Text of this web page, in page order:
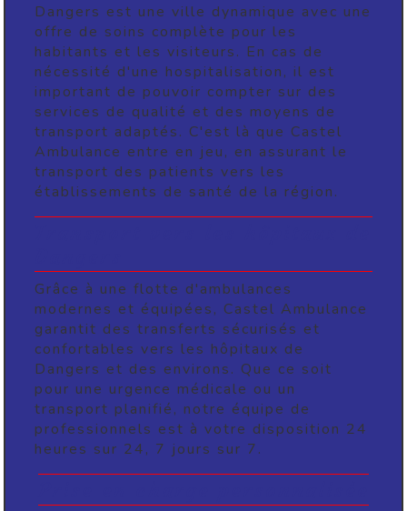
Dangers est une ville dynamique avec une
offre de soins complète pour les
habitants et les visiteurs. En cas de
nécessité d'une hospitalisation, il est
important de pouvoir compter sur des
services de qualité et des moyens de
transport adaptés. C'est là que Castel
Ambulance entre en jeu, en assurant le
transport des patients vers les
établissements de santé de la région.
Grâce à une flotte d'ambulances
modernes et équipées, Castel Ambulance
garantit des transferts sécurisés et
confortables vers les hôpitaux de
Dangers et des environs. Que ce soit
pour une urgence médicale ou un
transport planifié, notre équipe de
professionnels est à votre disposition 24
heures sur 24, 7 jours sur 7.